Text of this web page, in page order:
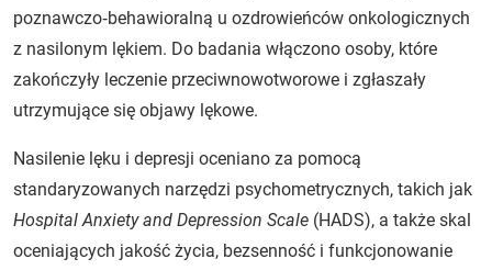
poznawczo‑behawioralną u ozdrowieńców onkologicznych
z nasilonym lękiem. Do badania włączono osoby, które
zakończyły leczenie przeciwnowotworowe i zgłaszały
utrzymujące się objawy lękowe.
Nasilenie lęku i depresji oceniano za pomocą
standaryzowanych narzędzi psychometrycznych, takich jak
Hospital Anxiety and Depression Scale (HADS), a także skal
oceniających jakość życia, bezsenność i funkcjonowanie